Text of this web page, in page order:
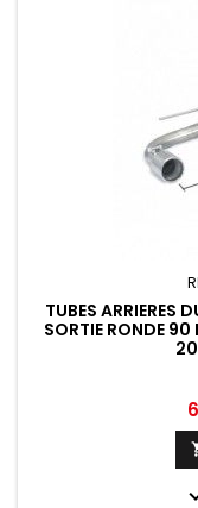
TUBES ARRIERES
SORTIE RONDE 90